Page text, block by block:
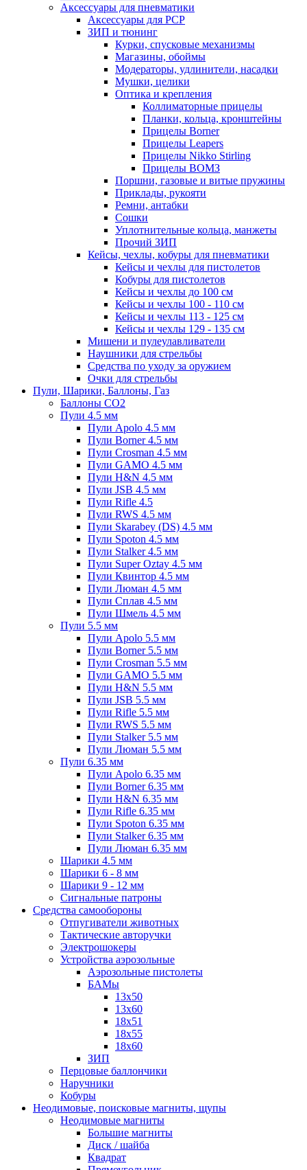
Аксессуары для пневматики
Аксессуары для PCP
ЗИП и тюнинг
Курки, спусковые механизмы
Магазины, обоймы
Модераторы, удлинители, насадки
Мушки, целики
Оптика и крепления
Коллиматорные прицелы
Планки, кольца, кронштейны
Прицелы Borner
Прицелы Leapers
Прицелы Nikko Stirling
Прицелы ВОМЗ
Поршни, газовые и витые пружины
Приклады, рукояти
Ремни, антабки
Сошки
Уплотнительные кольца, манжеты
Прочий ЗИП
Кейсы, чехлы, кобуры для пневматики
Кейсы и чехлы для пистолетов
Кобуры для пистолетов
Кейсы и чехлы до 100 см
Кейсы и чехлы 100 - 110 см
Кейсы и чехлы 113 - 125 см
Кейсы и чехлы 129 - 135 см
Мишени и пулеулавливатели
Наушники для стрельбы
Средства по уходу за оружием
Очки для стрельбы
Пули, Шарики, Баллоны, Газ
Баллоны CO2
Пули 4.5 мм
Пули Apolo 4.5 мм
Пули Borner 4.5 мм
Пули Crosman 4.5 мм
Пули GAMO 4.5 мм
Пули H&N 4.5 мм
Пули JSB 4.5 мм
Пули Rifle 4.5
Пули RWS 4.5 мм
Пули Skarabey (DS) 4.5 мм
Пули Spoton 4.5 мм
Пули Stalker 4.5 мм
Пули Super Oztay 4.5 мм
Пули Квинтор 4.5 мм
Пули Люман 4.5 мм
Пули Сплав 4.5 мм
Пули Шмель 4.5 мм
Пули 5.5 мм
Пули Apolo 5.5 мм
Пули Borner 5.5 мм
Пули Crosman 5.5 мм
Пули GAMO 5.5 мм
Пули H&N 5.5 мм
Пули JSB 5.5 мм
Пули Rifle 5.5 мм
Пули RWS 5.5 мм
Пули Stalker 5.5 мм
Пули Люман 5.5 мм
Пули 6.35 мм
Пули Apolo 6.35 мм
Пули Borner 6.35 мм
Пули H&N 6.35 мм
Пули Rifle 6.35 мм
Пули Spoton 6.35 мм
Пули Stalker 6.35 мм
Пули Люман 6.35 мм
Шарики 4.5 мм
Шарики 6 - 8 мм
Шарики 9 - 12 мм
Сигнальные патроны
Средства самообороны
Отпугиватели животных
Тактические авторучки
Электрошокеры
Устройства аэрозольные
Аэрозольные пистолеты
БАМы
13х50
13х60
18х51
18х55
18х60
ЗИП
Перцовые баллончики
Наручники
Кобуры
Неодимовые, поисковые магниты, щупы
Неодимовые магниты
Большие магниты
Диск / шайба
Квадрат